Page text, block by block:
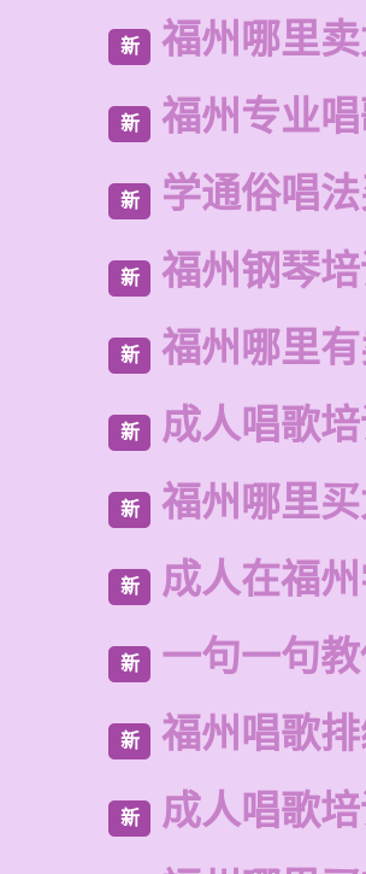
新 福州哪里
新 福州专业
新 学通俗唱
新 福州钢琴
新 福州哪里
新 成人唱歌
新 福州哪里
新 成人在福
新 一句一句
新 福州唱歌
新
成人唱歌